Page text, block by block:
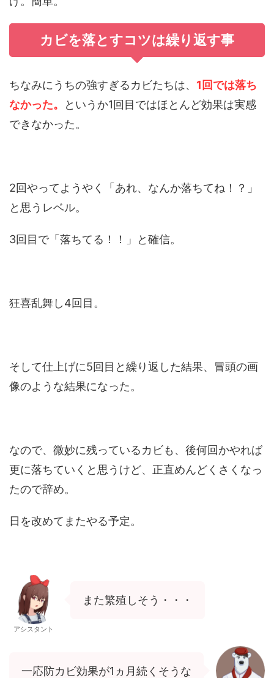
カビを落とすコツは繰り返す事
ちなみにうちの強すぎるカビたちは、 1回では落ち
なかった。
というか1回目ではほとんど効果は実感
できなかった。
2回やってようやく「あれ、なんか落ちてね！？」
と思うレベル。
3回目で「落ちてる！！」と確信。
狂喜乱舞し4回目。
そして仕上げに5回目と繰り返した結果、冒頭の画
像のような結果になった。
なので、微妙に残っているカビも、後何回かやれば
更に落ちていくと思うけど、正直めんどくさくなっ
たので辞め。
日を改めてまたやる予定。
アシスタント
また繁殖しそう・・・
一応防カビ効果が1ヵ月続くそうな